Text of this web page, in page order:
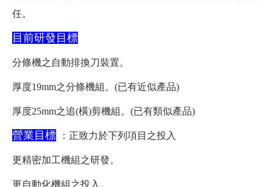
任。
目前研發目標
分條機之自動排換刀裝置。
厚度19mm之分條機組。 (已有近似產品)
厚度25mm之追(橫)剪機組。 (已有類似產品)
營業目標 ：正致力於下列項目之投入
更精密加工機組之研發。
更自動化機組之投入。